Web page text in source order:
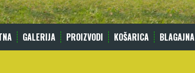
GALERIJA PROIZVODI KOŠARICA BLAGAJNA